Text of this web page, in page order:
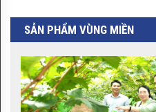
phẩm
Tin
tức
Mật ong
Đoài
Rượu mơ
SẢN PHẨM VÙNG MIỀN